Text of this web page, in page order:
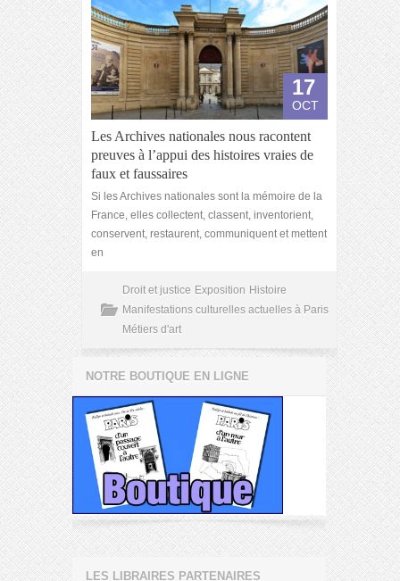
17
OCT
Les Archives nationales nous racontent
preuves à l’appui des histoires vraies de
faux et faussaires
Si les Archives nationales sont la mémoire de la
France, elles collectent, classent, inventorient,
conservent, restaurent, communiquent et mettent
en
Droit et justice Exposition Histoire
Manifestations culturelles actuelles à Paris
Métiers d'art
NOTRE BOUTIQUE EN LIGNE
LES LIBRAIRES PARTENAIRES